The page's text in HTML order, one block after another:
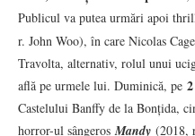
Publicul va putea urmări apoi
r. John Woo), în care Nicolas
Travolta, alternativ, rolul unui
află pe urmele lui. Duminică, pe
Castelului Banffy de la Bonțida,
horror-ul sângerosMandy (2018,